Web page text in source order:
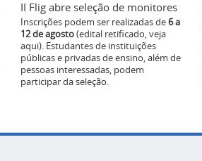
II Flig abre seleção de monitores
Inscrições podem ser realizadas de6 a
12 de agosto(edital retificado, veja
aqui). Estudantes de instituições
públicas e privadas de ensino, além de
pessoas interessadas, podem
participar da seleção.